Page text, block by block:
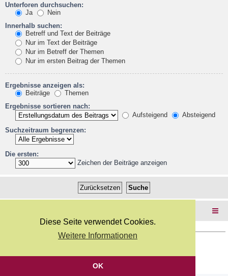
Diese Seite verwendet Cookies.
Weitere Informationen
OK
Unterforen durchsuchen:
Ja
Nein
Innerhalb suchen:
Betreff und Text der Beiträge
Nur im Text der Beiträge
Nur im Betreff der Themen
Nur im ersten Beitrag der Themen
Ergebnisse anzeigen als:
Beiträge
Themen
Ergebnisse sortieren nach:
Aufsteigend
Absteigend
Suchzeitraum begrenzen:
Die ersten:
Zeichen der Beiträge anzeigen
Deutsche Übersetzung durchphpBB.de